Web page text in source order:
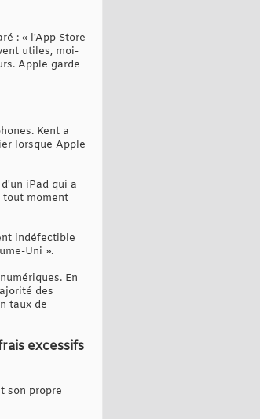
: « l'App Store
utiles, moi-
Apple garde
Kent a
lorsque Apple
iPad qui a
tout moment
indéfectible
Uni ».
En
des
taux de
excessifs
son propre